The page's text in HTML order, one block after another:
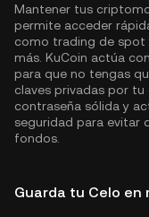
Mantener tus
permite acceder
como trading de spot
más. KuCoin actúa
para que no tengas
claves privadas por
contraseña sólida y
seguridad para evitar
fondos.
Guarda tu Celo en